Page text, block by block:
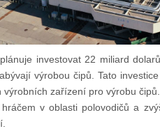
investovat 22 miliard
výrobou čipů. Tato
výrobních zařízení pro výrobu
v oblasti polovodičů a